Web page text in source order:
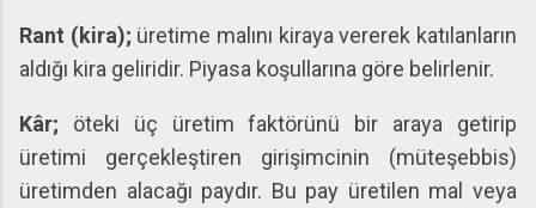
Rant (kira); üretime malını kiraya vererek katılanların
aldığı kira geliridir. Piyasa koşullarına göre belirlenir.
Kâr; öteki üç üretim faktörünü bir araya getirip
üretimi gerçekleştiren girişimcinin (müteşebbis)
üretimden alacağı paydır. Bu pay üretilen mal veya